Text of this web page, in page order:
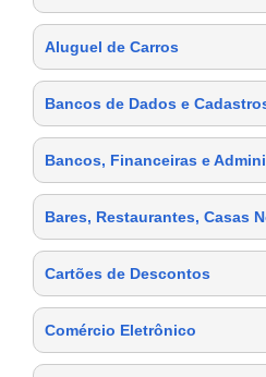
Aluguel de Carros
Bancos de Dados e
Bancos, Financeiras e
Bares, Restaurantes, Casas
Cartões de Descontos
Comércio Eletrônico